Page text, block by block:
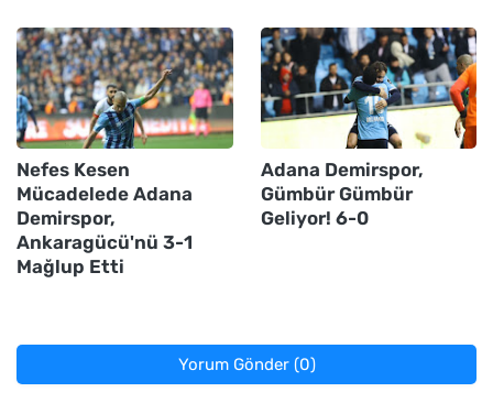
Nefes Kesen
Mücadelede Adana
Demirspor,
Ankaragücü'nü 3-1
Mağlup Etti
Adana Demirspor,
Gümbür Gümbür
Geliyor! 6-0
Yorum Gönder (0)